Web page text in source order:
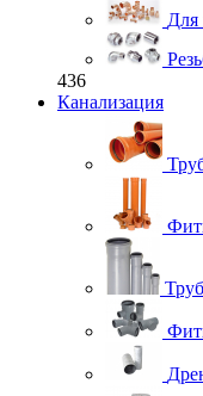
Для
436
Канализация